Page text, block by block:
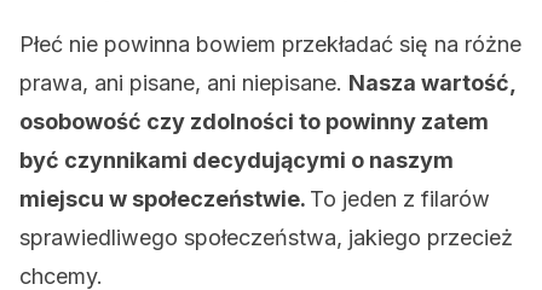
Płeć nie powinna bowiem przekładać się na różne
prawa, ani pisane, ani niepisane. Nasza wartość,
osobowość czy zdolności to powinny zatem
być czynnikami decydującymi o naszym
miejscu w społeczeństwie. To jeden z filarów
sprawiedliwego społeczeństwa, jakiego przecież
chcemy.